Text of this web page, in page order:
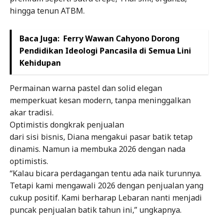
hingga tenun ATBM.
Baca Juga: Ferry Wawan Cahyono Dorong
Pendidikan Ideologi Pancasila di Semua Lini
Kehidupan
Permainan warna pastel dan solid elegan
memperkuat kesan modern, tanpa meninggalkan
akar tradisi.
Optimistis dongkrak penjualan
dari sisi bisnis, Diana mengakui pasar batik tetap
dinamis. Namun ia membuka 2026 dengan nada
optimistis.
“Kalau bicara perdagangan tentu ada naik turunnya.
Tetapi kami mengawali 2026 dengan penjualan yang
cukup positif. Kami berharap Lebaran nanti menjadi
puncak penjualan batik tahun ini,” ungkapnya.